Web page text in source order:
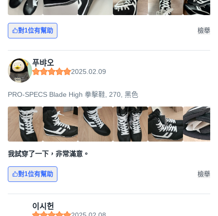
對1位有幫助 檢舉
푸뱌오
2025.02.09
PRO-SPECS Blade High 拳擊鞋, 270, 黑色
我試穿了一下，非常滿意。
對1位有幫助 檢舉
이시헌